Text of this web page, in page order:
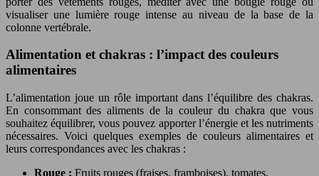
visualiser une lumière rouge intense au niveau de la base de la
colonne vertébrale.
Alimentation et chakras : l’impact des couleurs
alimentaires
L’alimentation joue un rôle important dans l’équilibre des chakras.
En consommant des aliments de la couleur du chakra que vous
souhaitez équilibrer, vous pouvez apporter l’énergie et les nutriments
nécessaires. Voici quelques exemples de couleurs alimentaires et
leurs correspondances avec les chakras :
Rouge : Fruits rouges (fraises, framboises), tomates,